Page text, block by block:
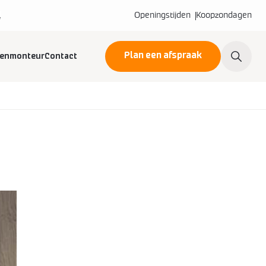
Openingstijden Koopzondagen
Contact Plan een afspraak